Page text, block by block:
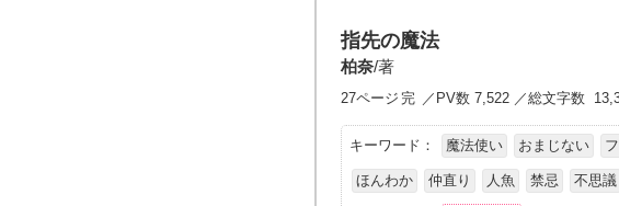
指先の魔法
柏奈/著
27ページ 完 ／PV数 7,522 ／総文字数
キーワード： 魔法使い おまじない
ほんわか 仲直り 人魚 禁忌 不思議